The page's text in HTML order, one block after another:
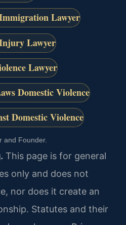
Lawyer
Lawyer
Lawyer
Domestic Violence
Domestic Violence
and Founder.
This page is for general
only and does not
nor does it create an
Statutes and their